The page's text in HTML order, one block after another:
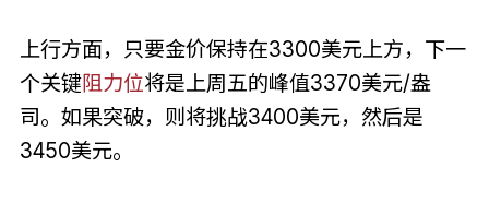
上行方面，只要金价保持在3300美元上方，下一
个关键阻力位将是上周五的峰值3370美元/盎
司。如果突破，则将挑战3400美元，然后是
3450美元。